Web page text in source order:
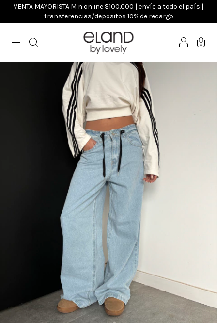
VENTA MAYORISTA Min online $100.000 | envío a todo el país |
transferencias/depositos 10% de recargo
0